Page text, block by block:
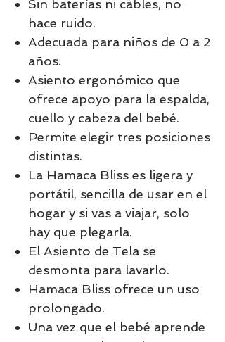
Sin baterías ni cables, no
hace ruido.
Adecuada para niños de 0 a 2
años.
Asiento ergonómico que
ofrece apoyo para la espalda,
cuello y cabeza del bebé.
Permite elegir tres posiciones
distintas.
La Hamaca Bliss es ligera y
portátil, sencilla de usar en el
hogar y si vas a viajar, solo
hay que plegarla.
El Asiento de Tela se
desmonta para lavarlo.
Hamaca Bliss ofrece un uso
prolongado.
Una vez que el bebé aprende